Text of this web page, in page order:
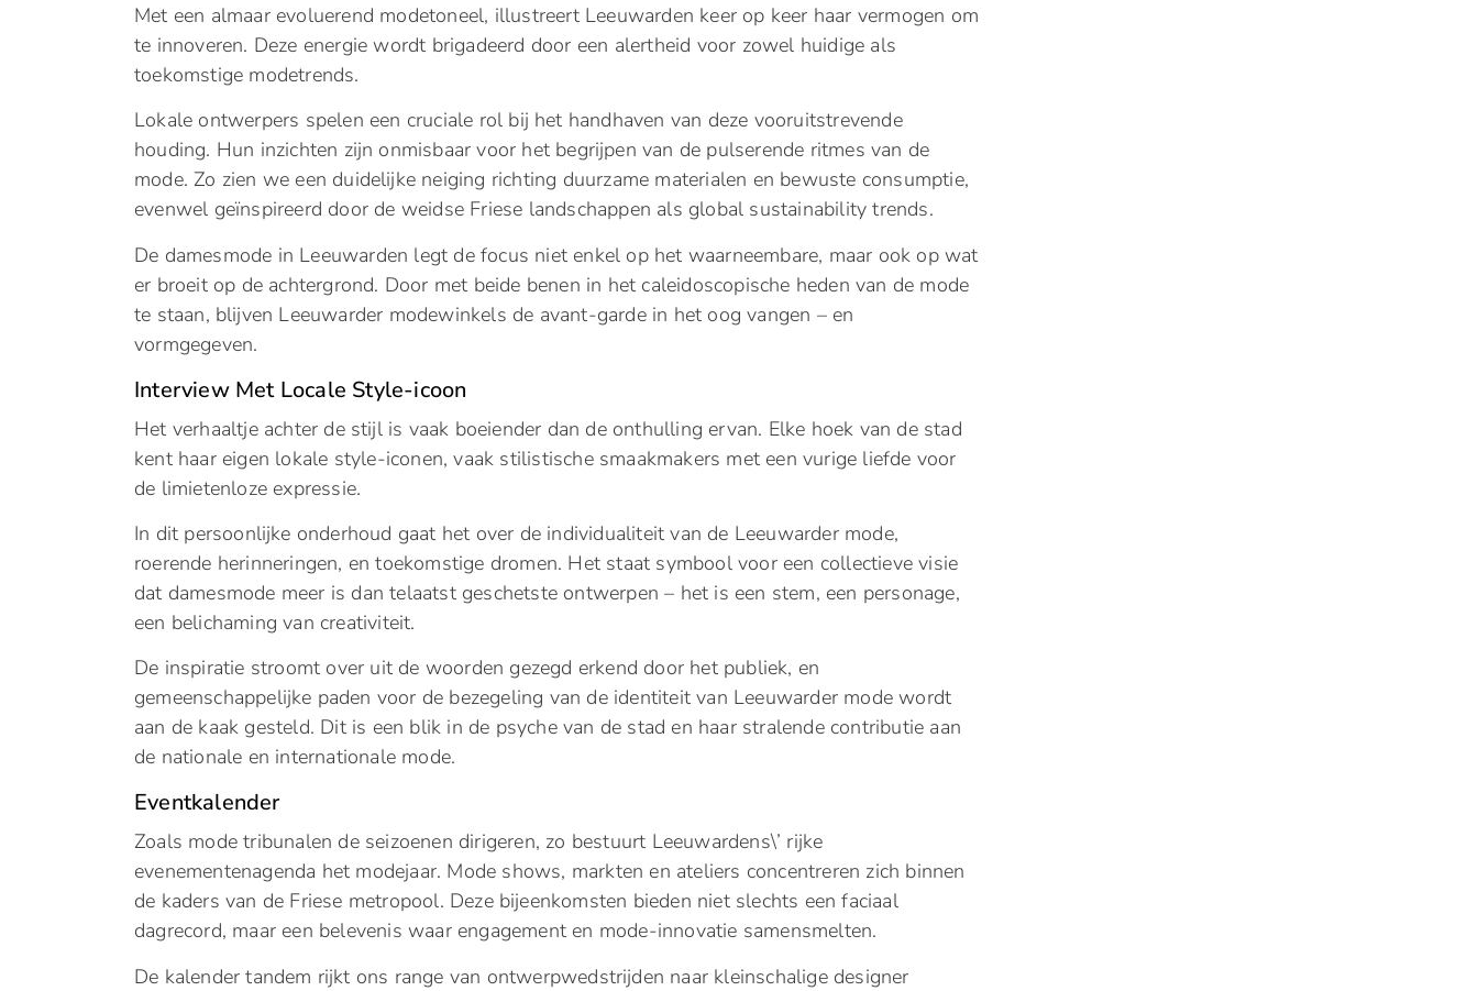
Met een almaar evoluerend modetoneel, illustreert Leeuwarden keer op keer haar vermogen om
te innoveren. Deze energie wordt brigadeerd door een alertheid voor zowel huidige als
toekomstige modetrends.
Lokale ontwerpers spelen een cruciale rol bij het handhaven van deze vooruitstrevende
houding. Hun inzichten zijn onmisbaar voor het begrijpen van de pulserende ritmes van de
mode. Zo zien we een duidelijke neiging richting duurzame materialen en bewuste consumptie,
evenwel geïnspireerd door de weidse Friese landschappen als global sustainability trends.
De damesmode in Leeuwarden legt de focus niet enkel op het waarneembare, maar ook op wat
er broeit op de achtergrond. Door met beide benen in het caleidoscopische heden van de mode
te staan, blijven Leeuwarder modewinkels de avant-garde in het oog vangen – en
vormgegeven.
Interview Met Locale Style-icoon
Het verhaaltje achter de stijl is vaak boeiender dan de onthulling ervan. Elke hoek van de stad
kent haar eigen lokale style-iconen, vaak stilistische smaakmakers met een vurige liefde voor
de limietenloze expressie.
In dit persoonlijke onderhoud gaat het over de individualiteit van de Leeuwarder mode,
roerende herinneringen, en toekomstige dromen. Het staat symbool voor een collectieve visie
dat damesmode meer is dan telaatst geschetste ontwerpen – het is een stem, een personage,
een belichaming van creativiteit.
De inspiratie stroomt over uit de woorden gezegd erkend door het publiek, en
gemeenschappelijke paden voor de bezegeling van de identiteit van Leeuwarder mode wordt
aan de kaak gesteld. Dit is een blik in de psyche van de stad en haar stralende contributie aan
de nationale en internationale mode.
Eventkalender
Zoals mode tribunalen de seizoenen dirigeren, zo bestuurt Leeuwardens\’ rijke
evenementenagenda het modejaar. Mode shows, markten en ateliers concentreren zich binnen
de kaders van de Friese metropool. Deze bijeenkomsten bieden niet slechts een faciaal
dagrecord, maar een belevenis waar engagement en mode-innovatie samensmelten.
De kalender tandem rijkt ons range van ontwerpwedstrijden naar kleinschalige designer